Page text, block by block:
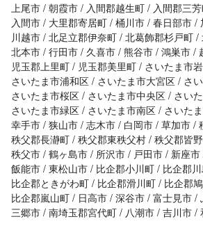
上尾市 朝霞市 入間郡越生町 入間郡三
入間市
大里郡寄居町 桶川市 春日部市
川越市 北足立郡伊奈町 北葛飾郡杉戸町
北本市 行田市 久喜市 熊谷市 鴻巣市
児玉郡上里町
児玉郡美里町
さいたま市
さいたま市浦和区
さいたま市大宮区
さ
さいたま市桜区
さいたま市中央区
さい
さいたま市緑区
さいたま市南区 さいた
幸手市 狭山市 志木市 白岡市 草加市
秩父郡長瀞町 秩父郡東秩父村 秩父郡皆
秩父市 鶴ヶ島市 所沢市 戸田市 新座市
飯能市 東松山市 比企郡小川町
比企郡
比企郡ときがわ町
比企郡滑川町 比企郡
比企郡嵐山町
日高市 深谷市 富士見市
三郷市 南埼玉郡宮代町 八潮市 吉川市